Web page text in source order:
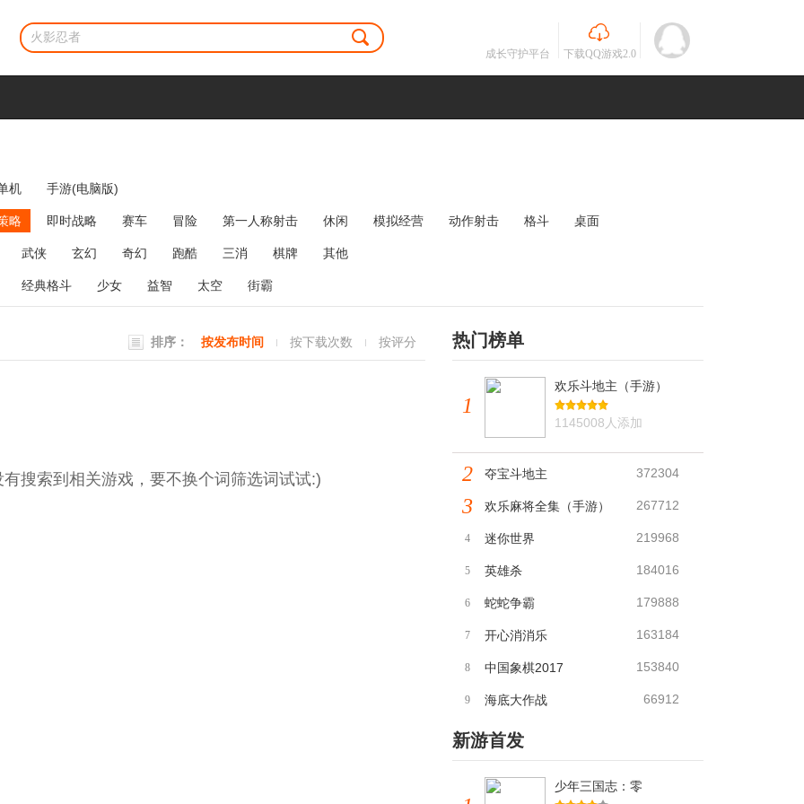
成长守护平台 下载QQ游戏2.0
机 手游(电脑版)
略 即时战略 赛车 冒险 第一人称射击 休闲 模拟经营 动作射击 格斗
桌面
牌类
麻将 网络游戏 弹幕射击 策略塔防
武侠 玄幻 奇幻 跑酷 三消 棋牌 其他
经典格斗 少女 益智 太空 街霸
排序： 按发布时间 按下载次数 按评分
搜索到相关游戏，要不换个词筛选词试试:)
热门榜单
1
欢乐斗地主（手游）
1145008人添加
2 夺宝斗地主 372304
3 欢乐麻将全集（手游） 267712
4 迷你世界 219968
5 英雄杀 184016
6 蛇蛇争霸 179888
7 开心消消乐 163184
8 中国象棋2017 153840
9 海底大作战 66912
新游首发
少年三国志：零